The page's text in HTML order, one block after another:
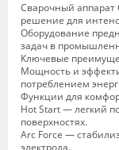
Сварочный аппарат
решение для
Оборудование
задач в
Ключевые
Мощность и
потреблением
Функции для
Hot Start — легкий
поверхностях.
Arc Force —
электрода.